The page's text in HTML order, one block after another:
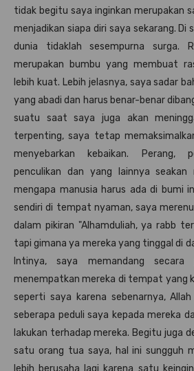
tidak begitu saya inginkan merupakan
menjadikan siapa diri saya sekarang. Di
dunia tidaklah sesempurna surga.
merupakan bumbu yang membuat
lebih kuat. Lebih jelasnya, saya sadar
yang abadi dan harus benar-benar
suatu saat saya juga akan
terpenting, saya tetap
menyebarkan kebaikan. Perang,
penculikan dan yang lainnya seakan
mengapa manusia harus ada di bumi
sendiri di tempat nyaman, saya
dalam pikiran "Alhamduliah, ya rabb
tapi gimana ya mereka yang tinggal di
Intinya, saya memandang
menempatkan mereka di tempat yang
seperti saya karena sebenarnya,
seberapa peduli saya kepada mereka
lakukan terhadap mereka. Begitu juga
satu orang tua saya, hal ini sungguh